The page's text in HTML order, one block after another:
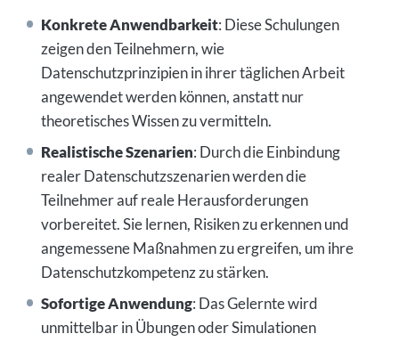
Konkrete Anwendbarkeit: Diese Schulungen
zeigen den Teilnehmern, wie
Datenschutzprinzipien in ihrer täglichen Arbeit
angewendet werden können, anstatt nur
theoretisches Wissen zu vermitteln.
Realistische Szenarien: Durch die Einbindung
realer Datenschutzszenarien werden die
Teilnehmer auf reale Herausforderungen
vorbereitet. Sie lernen, Risiken zu erkennen und
angemessene Maßnahmen zu ergreifen, um ihre
Datenschutzkompetenz zu stärken.
Sofortige Anwendung: Das Gelernte wird
unmittelbar in Übungen oder Simulationen